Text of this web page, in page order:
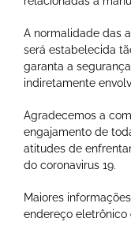
A normalidade das
será estabelecida
garanta a
indiretamente
Agradecemos a
engajamento de
atitudes de
do coronavirus 19.
Maiores
endereço eletrônico